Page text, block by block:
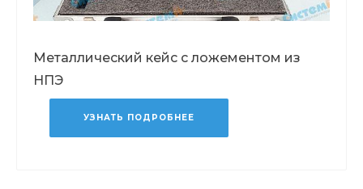
Металлический кейс с ложементом из
НПЭ
УЗНАТЬ ПОДРОБНЕЕ